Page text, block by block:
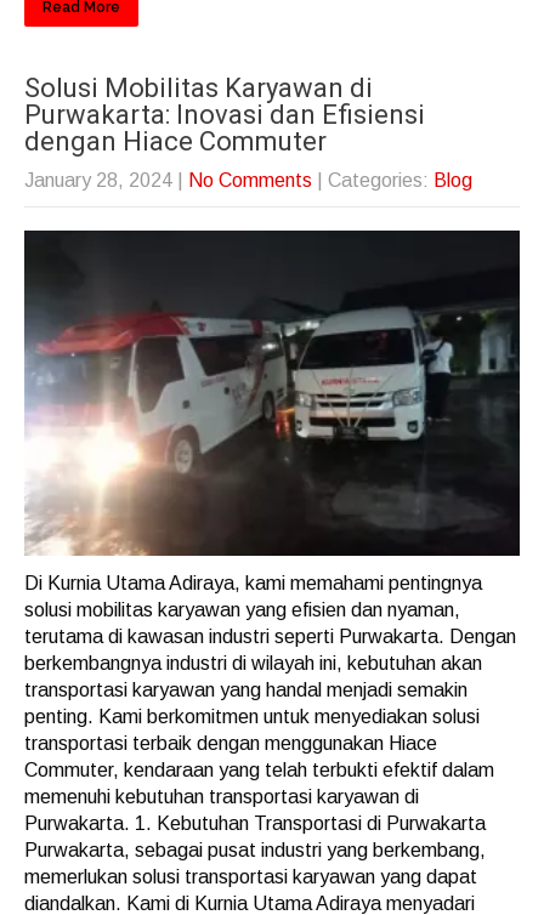
Read More
Solusi Mobilitas Karyawan di
Purwakarta: Inovasi dan Efisiensi
dengan Hiace Commuter
January 28, 2024 No Comments | Categories: Blog
Di Kurnia Utama Adiraya, kami memahami pentingnya
solusi mobilitas karyawan yang efisien dan nyaman,
terutama di kawasan industri seperti Purwakarta. Dengan
berkembangnya industri di wilayah ini, kebutuhan akan
transportasi karyawan yang handal menjadi semakin
penting. Kami berkomitmen untuk menyediakan solusi
transportasi terbaik dengan menggunakan Hiace
Commuter, kendaraan yang telah terbukti efektif dalam
memenuhi kebutuhan transportasi karyawan di
Purwakarta. 1. Kebutuhan Transportasi di Purwakarta
Purwakarta, sebagai pusat industri yang berkembang,
memerlukan solusi transportasi karyawan yang dapat
diandalkan. Kami di Kurnia Utama Adiraya menyadari